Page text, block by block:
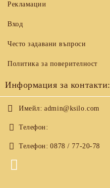
Рекламации
Вход
Често задавани въпроси
Политика за поверителност
Информация за контакти:
Имейл: admin@ksilo.com
Телефон:
Телефон: 0878 / 77-20-78